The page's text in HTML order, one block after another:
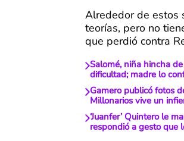
Alrededor de estos
teorías, pero no
que perdió contra
Salomé, niña hincha
dificultad; madre lo
Gamero publicó fotos
Millonarios vive un
‘Juanfer’ Quintero le
respondió a gesto que